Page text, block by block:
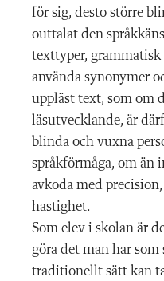
för sig, desto större
outtalat den
texttyper,
använda synonymer
uppläst text, som om
läsutvecklande, är
blinda och vuxna
språkförmåga, om än
avkoda med
hastighet.
Som elev i skolan är
göra det man har
traditionellt sätt kan